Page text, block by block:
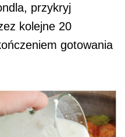
przykryj
kolejne 20
gotowania